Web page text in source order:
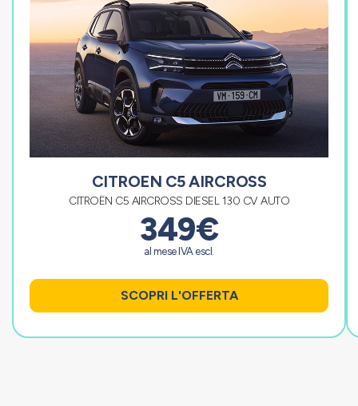
CITROEN C5 AIRCROSS
CITROËN C5 AIRCROSS DIESEL 130 CV AUTO
349€
al mese IVA escl.
SCOPRI L'OFFERTA